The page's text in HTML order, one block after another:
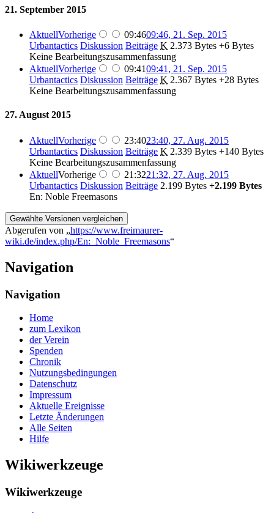
21. September 2015
AktuellVorherige 09:4609:46, 21. Sep. 2015
Urbantactics Diskussion Beiträge K 2.373 Bytes +6 Bytes
Keine Bearbeitungszusammenfassung
AktuellVorherige 09:4109:41, 21. Sep. 2015
Urbantactics Diskussion Beiträge K 2.367 Bytes +28 Bytes
Keine Bearbeitungszusammenfassung
27. August 2015
AktuellVorherige 23:4023:40, 27. Aug. 2015
Urbantactics Diskussion Beiträge K 2.339 Bytes +140 Bytes
Keine Bearbeitungszusammenfassung
AktuellVorherige 21:3221:32, 27. Aug. 2015
Urbantactics Diskussion Beiträge 2.199 Bytes +2.199 Bytes
En: Noble Freemasons
Abgerufen von „https://www.freimaurer-
wiki.de/index.php/En:_Noble_Freemasons“
Navigation
Navigation
Home
zum Lexikon
der Verein
Spenden
Chronik
Nutzungsbedingungen
Datenschutz
Impressum
Aktuelle Ereignisse
Letzte Änderungen
Alle Seiten
Hilfe
Wikiwerkzeuge
Wikiwerkzeuge